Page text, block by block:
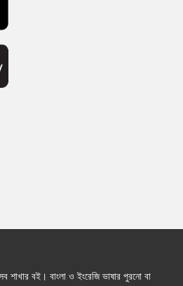
শাখার বই। বাংলা ও ইংরেজি ভাষার পুরনো বা